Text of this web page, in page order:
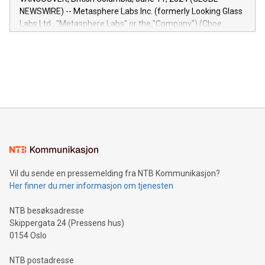
capabilities of the Relay42 Insights module include: Deep
insights into customer behaviors: With the Relay42 Insights
module, marketers can ask unlimited questions about their
NEWSWIRE) -- Metasphere Labs Inc. (formerly Looking Glass
Labs Ltd., "Metasphere Labs" or the "Company") (Cboe
mining.Energy Market Dynamics: Explore how Bitcoin mining
mining.Sound Money: Discover how tamper-proof currency
neutral payment systems support humanitarian
projects.Carbon Footprint: Compare Bitcoin's environmental
event and dive into the critical topics of Bitcoin
Vil du sende en pressemelding fra NTB Kommunikasjon?
Her finner du mer informasjon om tjenesten
NTB besøksadresse
Skippergata 24 (Pressens hus)
0154 Oslo
NTB postadresse